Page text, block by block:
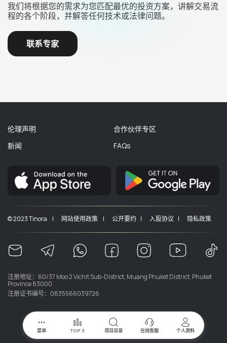
菜单 TOP 3 项目目录 在线客服 个人资料
我们将根据您的需求为您匹配最优的投资方案，讲解交易流
程的各个阶段，并解答任何技术或法律问题。
联系专家
伦理声明
新闻
合作伙伴专区
FAQs
© 2023 Tinora | 网站使用政策 | 公开要约 | 入股协议 | 隐私政策
注册地址：60/37 Moo 2 Vichit Sub-District, Muang Phuket District, Phuket
Province 83000
注册证书编号：0835566039726